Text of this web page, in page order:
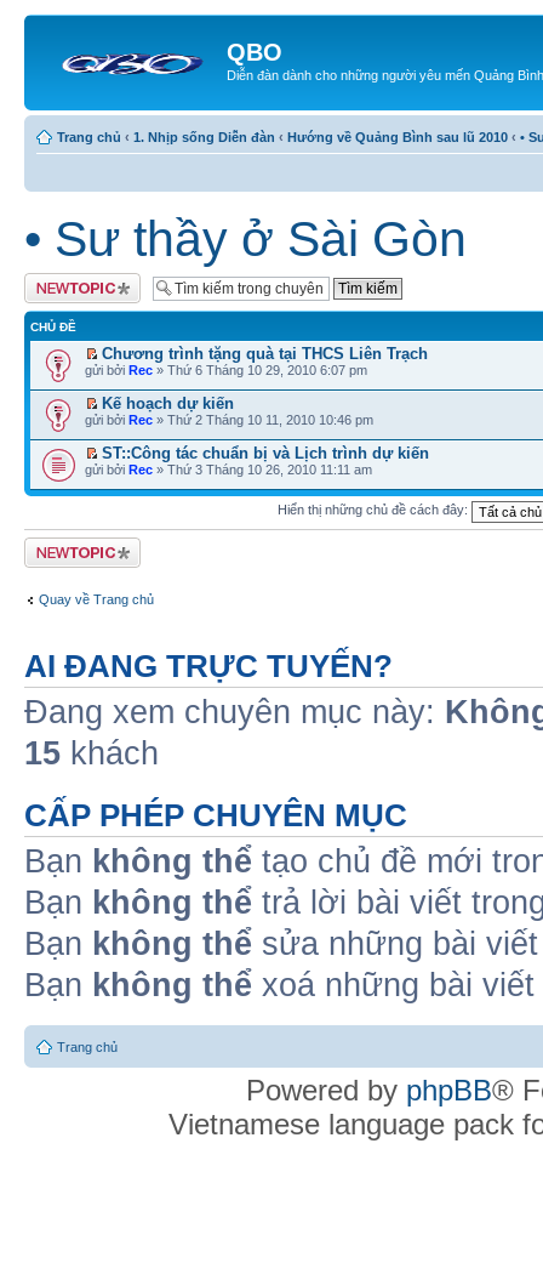
QBO
Diễn đàn dành cho những người yêu mến Quảng Bình
Trang chủ ‹ 1. Nhịp sống Diễn đàn ‹ Hướng về Quảng Bình sau lũ 2010 ‹ •
• Sư thầy ở Sài Gòn
Tạo chủ đề mới
CHỦ ĐỀ
Chương trình tặng quà tại THCS Liên Trạch
gửi bởi Rec » Thứ 6 Tháng 10 29, 2010 6:07 pm
Kế hoạch dự kiến
gửi bởi Rec » Thứ 2 Tháng 10 11, 2010 10:46 pm
ST::Công tác chuẩn bị và Lịch trình dự kiến
gửi bởi Rec » Thứ 3 Tháng 10 26, 2010 11:11 am
Hiển thị những chủ đề cách đây:
Tạo chủ đề mới
Quay về Trang chủ
AI ĐANG TRỰC TUYẾN?
Đang xem chuyên mục này:
15 khách
CẤP PHÉP CHUYÊN MỤC
Bạn không thể tạo chủ đề mới
Bạn không thể trả lời bài viết
Bạn không thể sửa những bài
Bạn không thể xoá những bài
Trang chủ
Powered by phpBB®
Vietnamese language pack